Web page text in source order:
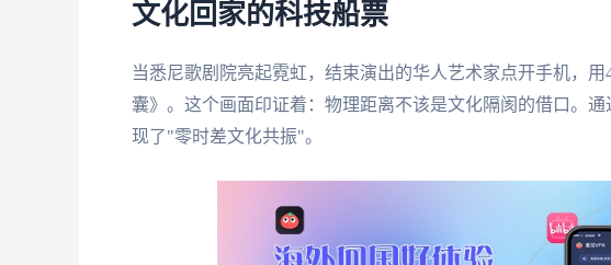
文化回家的科技船票
当悉尼歌剧院亮起霓虹，结束演出的华人艺术家点开手机，
囊》。这个画面印证着：物理距离不该是文化隔阂的借口。
现了"零时差文化共振"。